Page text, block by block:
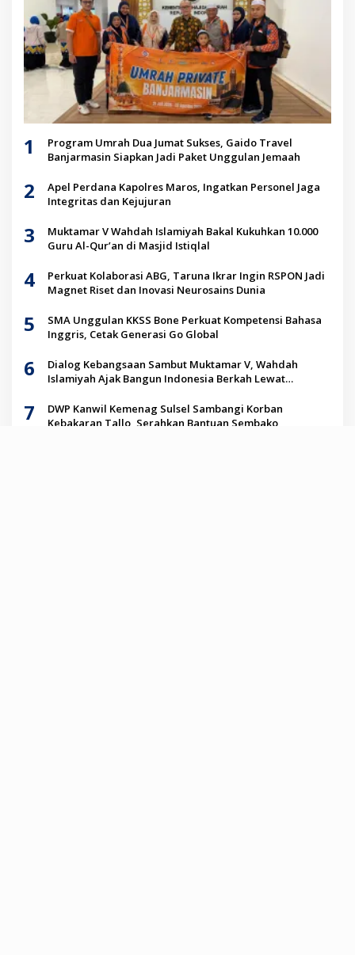
1
Program Umrah Dua Jumat Sukses, Gaido Travel
Banjarmasin Siapkan Jadi Paket Unggulan Jemaah
2
Apel Perdana Kapolres Maros, Ingatkan Personel Jaga
Integritas dan Kejujuran
3
Muktamar V Wahdah Islamiyah Bakal Kukuhkan 10.000
Guru Al-Qur’an di Masjid Istiqlal
4
Perkuat Kolaborasi ABG, Taruna Ikrar Ingin RSPON Jadi
Magnet Riset dan Inovasi Neurosains Dunia
5
SMA Unggulan KKSS Bone Perkuat Kompetensi Bahasa
Inggris, Cetak Generasi Go Global
6
Dialog Kebangsaan Sambut Muktamar V, Wahdah
Islamiyah Ajak Bangun Indonesia Berkah Lewat
7
DWP Kanwil Kemenag Sulsel Sambangi Korban
Kebakaran Tallo, Serahkan Bantuan Sembako